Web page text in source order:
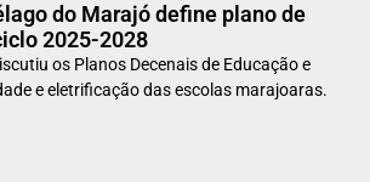
do Marajó define plano de
2025-2028
os Planos Decenais de Educação e
e eletrificação das escolas marajoaras.